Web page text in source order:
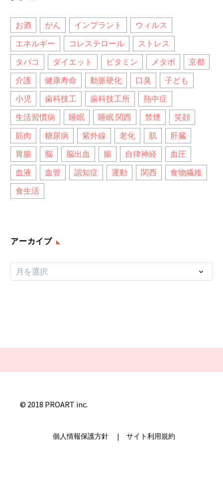
お酒 がん インプラント
ウィルス
エネルギー
コレステロール
ストレス
タバコ
ダイエット ビタミン メタボ
京都
介護
健康寿命 動脈硬化 口臭
子ども
小児
歯科技工 歯科技工所
熱中症
生活習慣病
睡眠 睡眠 関西 禁煙
笑顔
筋肉
糖尿病 紫外線 老化 肌
肝臓
胃腸
脳 脳出血 腸 自律神経
血圧
血液
血管 認知症 運動 関西
食物繊維
食生活
アーカイブ
ー
月を選択
© 2018 PROART inc.
個人情報保護方針 | サイト利用規約